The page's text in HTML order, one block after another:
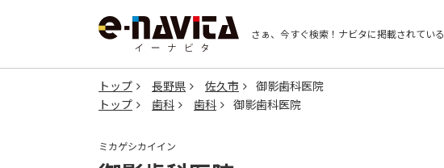
さぁ、今すぐ検索！ ナビタに掲載されている
トップ 長野県 佐久市
御影歯科医院
トップ
歯科 歯科 御影歯科医院
ミカゲシカイイン